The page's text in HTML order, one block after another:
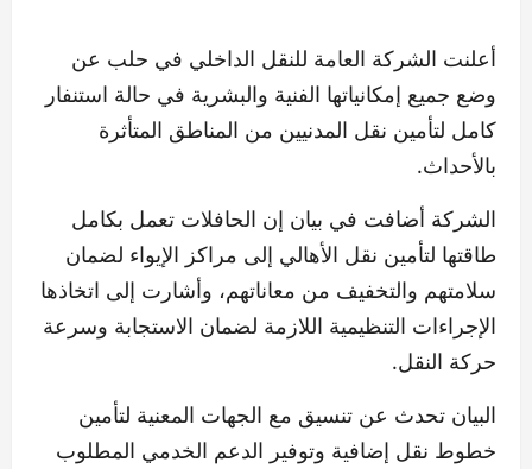
أعلنت الشركة العامة للنقل الداخلي في حلب عن
وضع جميع إمكانياتها الفنية والبشرية في حالة استنفار
كامل لتأمين نقل المدنيين من المناطق المتأثرة
بالأحداث.
الشركة أضافت في بيان إن الحافلات تعمل بكامل
طاقتها لتأمين نقل الأهالي إلى مراكز الإيواء لضمان
سلامتهم والتخفيف من معاناتهم، وأشارت إلى اتخاذها
الإجراءات التنظيمية اللازمة لضمان الاستجابة وسرعة
حركة النقل.
البيان تحدث عن تنسيق مع الجهات المعنية لتأمين
خطوط نقل إضافية وتوفير الدعم الخدمي المطلوب